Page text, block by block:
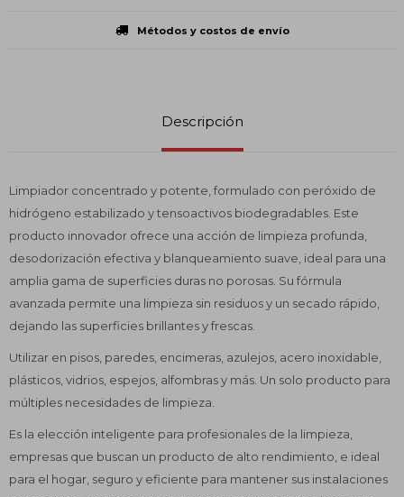
Métodos y costos de envío
Descripción
Limpiador concentrado y potente, formulado con peróxido de
hidrógeno estabilizado y tensoactivos biodegradables. Este
producto innovador ofrece una acción de limpieza profunda,
desodorización efectiva y blanqueamiento suave, ideal para una
amplia gama de superficies duras no porosas. Su fórmula
avanzada permite una limpieza sin residuos y un secado rápido,
dejando las superficies brillantes y frescas.
Utilizar en pisos, paredes, encimeras, azulejos, acero inoxidable,
plásticos, vidrios, espejos, alfombras y más. Un solo producto para
múltiples necesidades de limpieza.
Es la elección inteligente para profesionales de la limpieza,
empresas que buscan un producto de alto rendimiento, e ideal
para el hogar, seguro y eficiente para mantener sus instalaciones